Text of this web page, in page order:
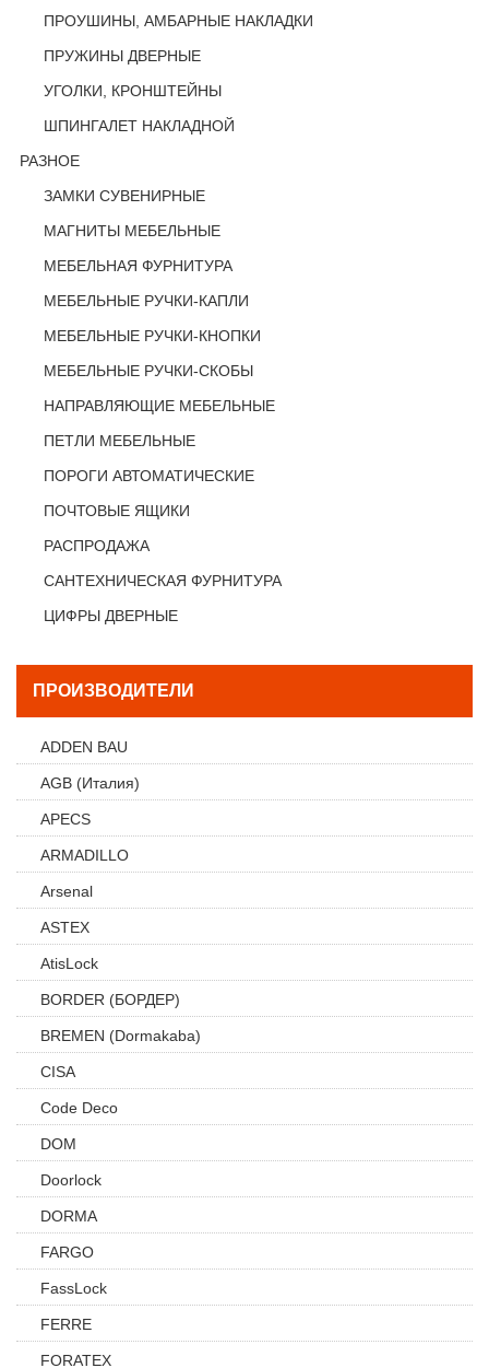
ПРОУШИНЫ, АМБАРНЫЕ НАКЛАДКИ
ПРУЖИНЫ ДВЕРНЫЕ
УГОЛКИ, КРОНШТЕЙНЫ
ШПИНГАЛЕТ НАКЛАДНОЙ
РАЗНОЕ
ЗАМКИ СУВЕНИРНЫЕ
МАГНИТЫ МЕБЕЛЬНЫЕ
МЕБЕЛЬНАЯ ФУРНИТУРА
МЕБЕЛЬНЫЕ РУЧКИ-КАПЛИ
МЕБЕЛЬНЫЕ РУЧКИ-КНОПКИ
МЕБЕЛЬНЫЕ РУЧКИ-СКОБЫ
НАПРАВЛЯЮЩИЕ МЕБЕЛЬНЫЕ
ПЕТЛИ МЕБЕЛЬНЫЕ
ПОРОГИ АВТОМАТИЧЕСКИЕ
ПОЧТОВЫЕ ЯЩИКИ
РАСПРОДАЖА
САНТЕХНИЧЕСКАЯ ФУРНИТУРА
ЦИФРЫ ДВЕРНЫЕ
ПРОИЗВОДИТЕЛИ
ADDEN BAU
AGB (Италия)
APECS
ARMADILLO
Arsenal
ASTEX
AtisLock
BORDER (БОРДЕР)
BREMEN (Dormakaba)
CISA
Code Deco
DOM
Doorlock
DORMA
FARGO
FassLock
FERRE
FORATEX